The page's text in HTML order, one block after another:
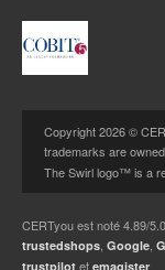
Copyright 2026 ©
trademarks are
The Swirl logo™ is a
CERTyouest noté4.89/
trustedshops, Google,
trustpilot et emagister